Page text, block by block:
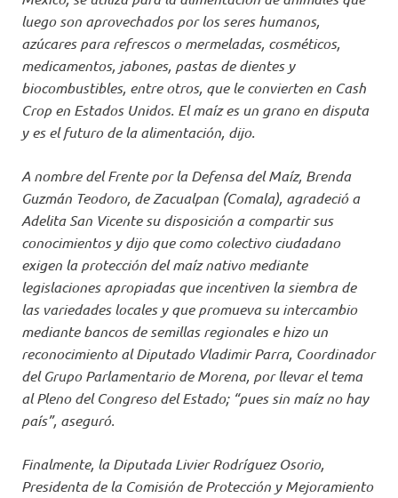
luego son aprovechados por los seres humanos,
azúcares para refrescos o mermeladas, cosméticos,
medicamentos, jabones, pastas de dientes y
biocombustibles, entre otros, que le convierten en Cash
Crop en Estados Unidos. El maíz es un grano en disputa
y es el futuro de la alimentación, dijo.
A nombre del Frente por la Defensa del Maíz, Brenda
Guzmán Teodoro, de Zacualpan (Comala), agradeció a
Adelita San Vicente su disposición a compartir sus
conocimientos y dijo que como colectivo ciudadano
exigen la protección del maíz nativo mediante
legislaciones apropiadas que incentiven la siembra de
las variedades locales y que promueva su intercambio
mediante bancos de semillas regionales e hizo un
reconocimiento al Diputado Vladimir Parra, Coordinador
del Grupo Parlamentario de Morena, por llevar el tema
al Pleno del Congreso del Estado; “pues sin maíz no hay
país”, aseguró.
Finalmente, la Diputada Livier Rodríguez Osorio,
Presidenta de la Comisión de Protección y Mejoramiento